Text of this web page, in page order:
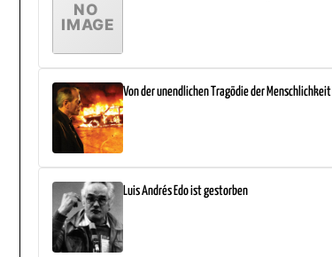
Von der unendlichen Tragödie der Menschlichkeit
Luis Andrés Edo ist gestorben